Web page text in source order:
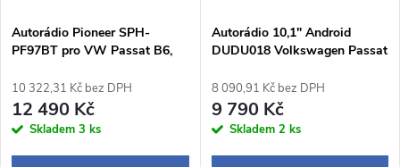
Autorádio Pioneer SPH-
PF97BT pro VW Passat B6,
10 322,31 Kč bez DPH
12 490 Kč
Skladem 3 ks
Autorádio 10,1" Android
DUDU018 Volkswagen Passat
8 090,91 Kč bez DPH
9 790 Kč
Skladem 2 ks